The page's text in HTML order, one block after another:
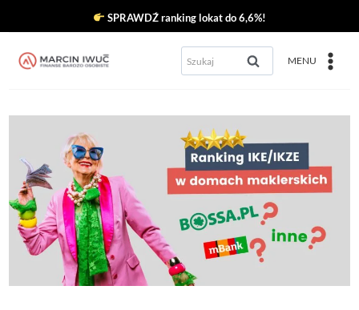
treści
SPRAWDŹ ranking lokat do 6,6%!
Szukaj: MENU